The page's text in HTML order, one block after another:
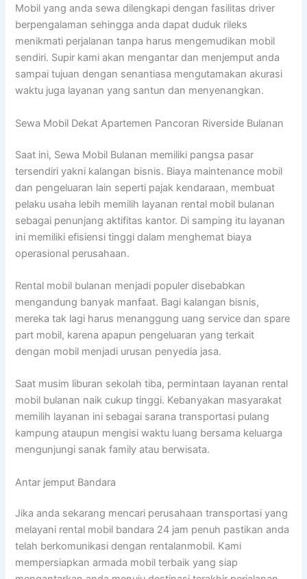
Mobil yang anda sewa dilengkapi dengan fasilitas driver
berpengalaman sehingga anda dapat duduk rileks
menikmati perjalanan tanpa harus mengemudikan mobil
sendiri. Supir kami akan mengantar dan menjemput anda
sampai tujuan dengan senantiasa mengutamakan akurasi
waktu juga layanan yang santun dan menyenangkan.
Sewa Mobil Dekat Apartemen Pancoran Riverside Bulanan
Saat ini, Sewa Mobil Bulanan memiliki pangsa pasar
tersendiri yakni kalangan bisnis. Biaya maintenance mobil
dan pengeluaran lain seperti pajak kendaraan, membuat
pelaku usaha lebih memilih layanan rental mobil bulanan
sebagai penunjang aktifitas kantor. Di samping itu layanan
ini memiliki efisiensi tinggi dalam menghemat biaya
operasional perusahaan.
Rental mobil bulanan menjadi populer disebabkan
mengandung banyak manfaat. Bagi kalangan bisnis,
mereka tak lagi harus menanggung uang service dan spare
part mobil, karena apapun pengeluaran yang terkait
dengan mobil menjadi urusan penyedia jasa.
Saat musim liburan sekolah tiba, permintaan layanan rental
mobil bulanan naik cukup tinggi. Kebanyakan masyarakat
memilih layanan ini sebagai sarana transportasi pulang
kampung ataupun mengisi waktu luang bersama keluarga
mengunjungi sanak family atau berwisata.
Antar jemput Bandara
Jika anda sekarang mencari perusahaan transportasi yang
melayani rental mobil bandara 24 jam penuh pastikan anda
telah berkomunikasi dengan rentalanmobil. Kami
mempersiapkan armada mobil terbaik yang siap